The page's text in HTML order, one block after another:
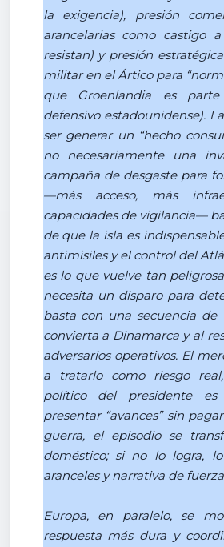
la exigencia), presión
arancelarias como castigo
resistan) y presión
militar en el Ártico para
que Groenlandia es
defensivo estadounidense).
ser generar un “hecho
no necesariamente una
campaña de desgaste para
—más acceso, más
capacidades de vigilancia—
de que la isla es
antimisiles y el control del
es lo que vuelve tan
necesita un disparo para
basta con una secuencia
convierta a Dinamarca y al
adversarios operativos. El
a tratarlo como riesgo
político del presidente
presentar “avances” sin
guerra, el episodio se
doméstico; si no lo logra,
aranceles y narrativa de
Europa, en paralelo, se
respuesta más dura y